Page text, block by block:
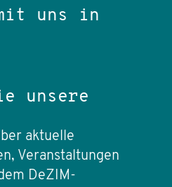
uns in
unsere
aktuelle
Veranstaltungen
DeZIM-